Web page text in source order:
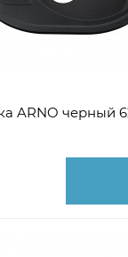
ARNO черный